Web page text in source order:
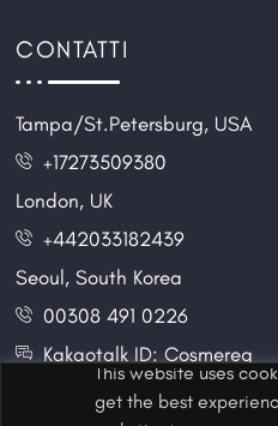
This website uses
get the best
CONTATTI
Tampa/St.Petersburg, USA
+17273509380
London, UK
+442033182439
Seoul, South Korea
00308 491 0226
Kakaotalk ID: Cosmereg